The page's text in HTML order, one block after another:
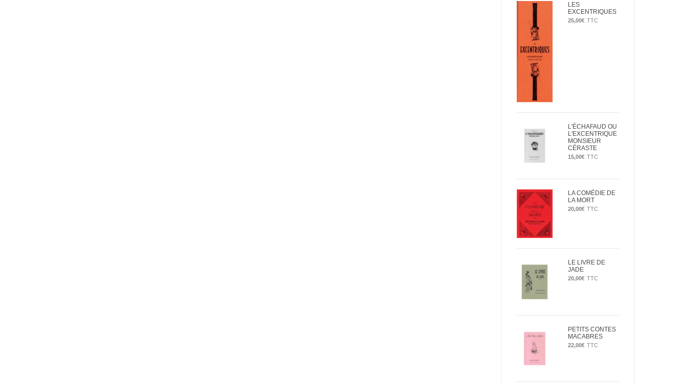
LES
EXCENTRIQUES
25,00€ TTC
L'ÉCHAFAUD OU
L'EXCENTRIQUE
MONSIEUR
CÉRASTE
15,00€ TTC
LA COMÉDIE DE
LA MORT
20,00€ TTC
LE LIVRE DE
JADE
20,00€ TTC
PETITS CONTES
MACABRES
22,00€ TTC